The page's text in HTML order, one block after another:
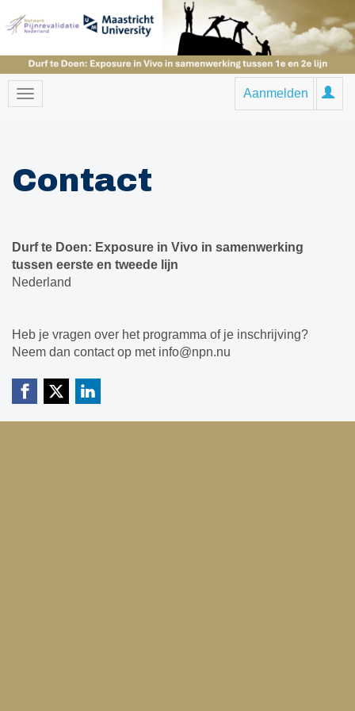
Aanmelden
Contact
Durf te Doen: Exposure in Vivo in samenwerking
tussen eerste en tweede lijn
Nederland
Heb je vragen over het programma of je inschrijving?
Neem dan contact op met info@npn.nu